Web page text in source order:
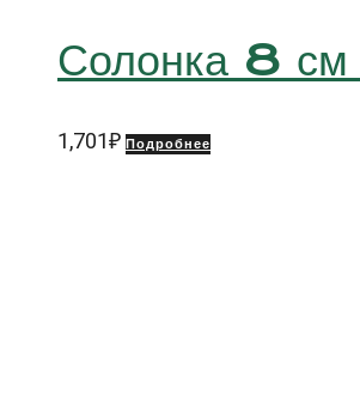
Солонка 8
1,701₽ Подробнее